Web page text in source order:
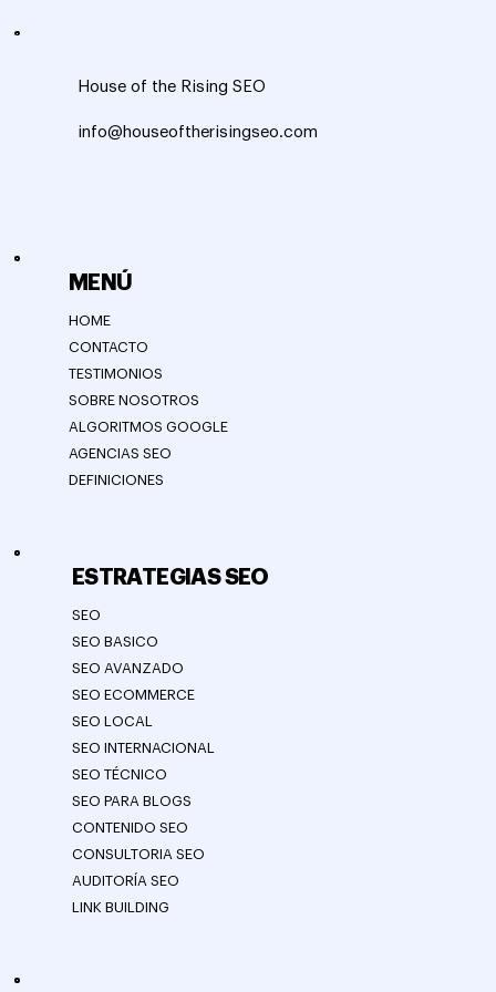
MENÚ
HOME
CONTACTO
TESTIMONIOS
SOBRE NOSOTROS
ALGORITMOS GOOGLE
AGENCIAS SEO
DEFINICIONES
ESTRATEGIAS SEO
SEO
SEO BASICO
SEO AVANZADO
SEO ECOMMERCE
SEO LOCAL
SEO INTERNACIONAL
SEO TÉCNICO
SEO PARA BLOGS
CONTENIDO SEO
CONSULTORIA SEO
AUDITORÍA SEO
LINK BUILDING
House of the Rising SEO
info@houseoftherisingseo.com